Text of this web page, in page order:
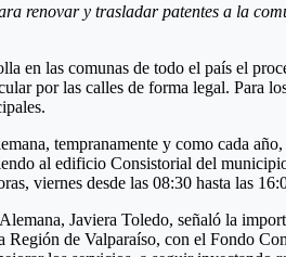
renovar y trasladar patentes a la
en las comunas de todo el país el
por las calles de forma legal. Para
tempranamente y como cada
al edificio Consistorial del
viernes desde las 08:30 hasta las
Javiera Toledo, señaló la
de Valparaíso, con el Fondo